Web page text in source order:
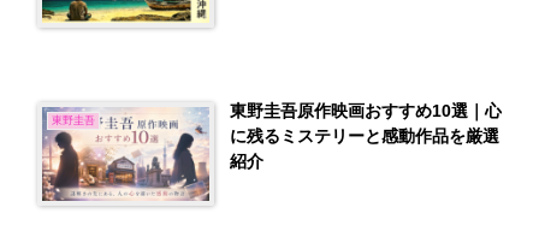
東野圭吾
東野圭吾原作映画おすすめ10選｜心
に残るミステリーと感動作品を厳選
紹介